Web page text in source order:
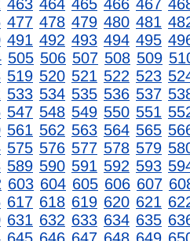
463 464 465 466 467
477 478 479 480 481
491 492 493 494 495
505 506 507 508 509
519 520 521 522 523
533 534 535 536 537
547 548 549 550 551
561 562 563 564 565
575 576 577 578 579
589 590 591 592 593
603 604 605 606 607
617 618 619 620 621
631 632 633 634 635